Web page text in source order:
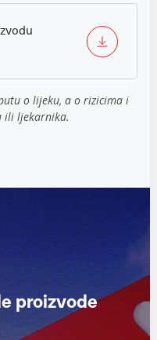
o lijeku, a o rizicima i
ili ljekarnika.
proizvode